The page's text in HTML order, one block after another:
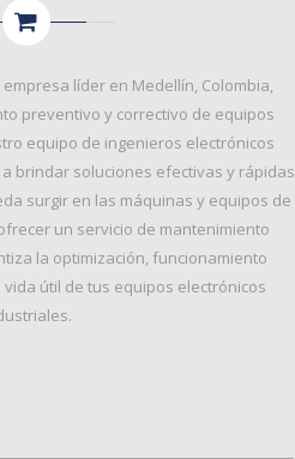
líder en Medellín, Colombia,
preventivo y correctivo de equipos
equipo de ingenieros electrónicos
brindar soluciones efectivas y rápidas
surgir en las máquinas y equipos de
un servicio de mantenimiento
la optimización, funcionamiento
útil de tus equipos electrónicos